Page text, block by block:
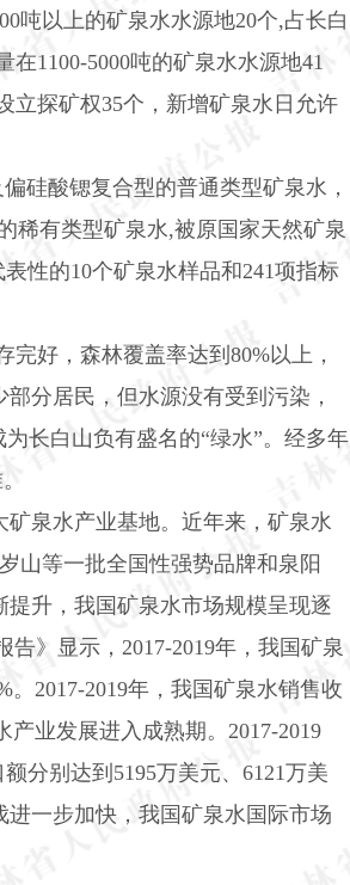
吨以上的矿泉水水源地20个,占长白
在1100-5000吨的矿泉水水源地41
立探矿权35个，新增矿泉水日允许
硅酸锶复合型的普通类型矿泉水，
稀有类型矿泉水,被原国家天然矿泉
性的10个矿泉水样品和241项指标
完好，森林覆盖率达到 80%以上，
分居民，但水源没有受到污染，
长白山负有盛名的“绿水”。经多年
矿泉水产业基地。近年来，矿泉水
山等一批全国性强势品牌和泉阳
升，我国矿泉水市场规模呈现逐
告》显示， 2017-2019年，我国矿泉
。 2017-2019年，我国矿泉水销售收
产业发展进入成熟期。 2017-2019
分别达到 5195万美元、 6121万美
一步加快，我国矿泉水国际市场